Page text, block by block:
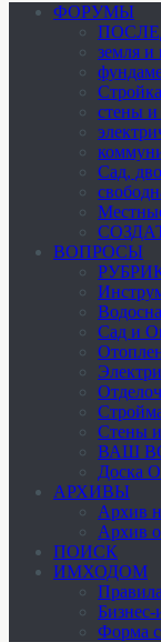
ФОРУМЫ
земля и
стены и
Cад,
ВОПРОСЫ
Сад и
Стены
ВАШ
Доска
АРХИВЫ
Архив
Архив
ПОИСК
ИМХОДОМ
Бизнес-
Форма